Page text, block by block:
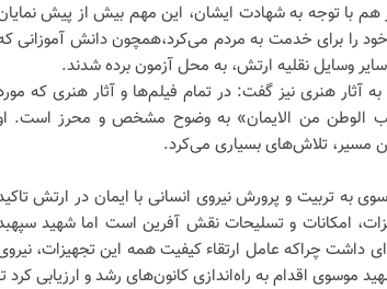
هم با توجه به شهادت ایشان، این مهم بیش از پیش
را برای خدمت به مردم می‌کرد،همچون دانش آموزانی
وسایل نقلیه ارتش، به محل آزمون برده شدند.
آثار هنری نیز گفت: در تمام فیلم‌ها و آثار هنری که
الوطن من الایمان» به وضوح مشخص و محرز است.
مسیر، تلاش‌های بسیاری می‌کرد.
به تربیت و پرورش نیروی انسانی با ایمان در ارتش
امکانات و تسلیحات نقش آفرین است اما شهید
داشت چراکه عامل ارتقاء کیفیت همه این تجهیزات،
اقدام به راه‌اندازی کانون‌های رشد و ارزیابی کرد